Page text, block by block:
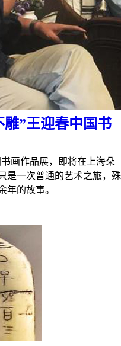
”王迎春中国书
画作品展，即将在上海朵
是一次普通的艺术之旅，殊
年的故事。